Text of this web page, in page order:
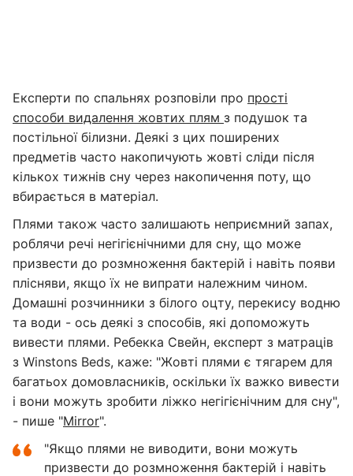
Експерти по спальнях розповіли про прості
способи видалення жовтих плям з подушок та
постільної білизни. Деякі з цих поширених
предметів часто накопичують жовті сліди після
кількох тижнів сну через накопичення поту, що
вбирається в матеріал.
Плями також часто залишають неприємний запах,
роблячи речі негігієнічними для сну, що може
призвести до розмноження бактерій і навіть появи
плісняви, якщо їх не випрати належним чином.
Домашні розчинники з білого оцту, перекису водню
та води - ось деякі з способів, які допоможуть
вивести плями. Ребекка Свейн, експерт з матраців
з Winstons Beds, каже: "Жовті плями є тягарем для
багатьох домовласників, оскільки їх важко вивести
і вони можуть зробити ліжко негігієнічним для сну",
- пише "Mirror".
"Якщо плями не виводити, вони можуть
призвести до розмноження бактерій і навіть